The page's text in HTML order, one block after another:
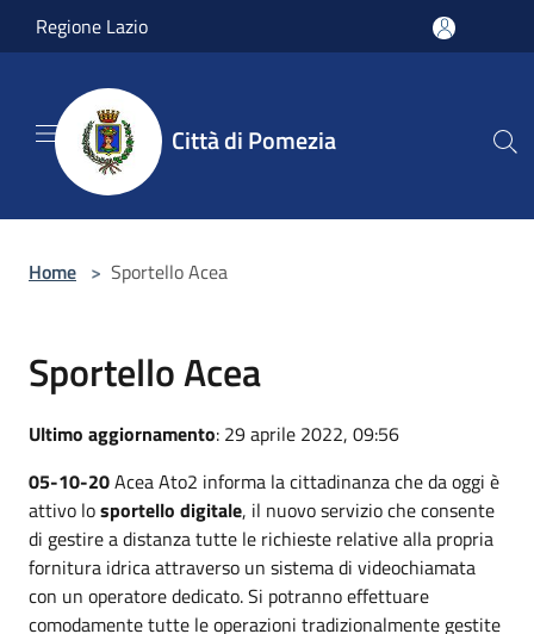
Salta al contenuto principale
Regione Lazio
Città di Pomezia
Home > Sportello Acea
Sportello Acea
Ultimo aggiornamento: 29 aprile 2022, 09:56
05-10-20Acea Ato2 informa la cittadinanza che da oggi è
attivo losportello digitale, il nuovo servizio che consente
di gestire a distanza tutte le richieste relative alla propria
fornitura idrica attraverso un sistema di videochiamata
con un operatore dedicato. Si potranno effettuare
comodamente tutte le operazioni tradizionalmente gestite